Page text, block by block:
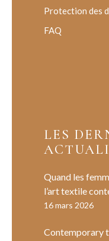
Protection des
FAQ
LES
Quand les
l’art textile
16 mars 2026
Contemporary